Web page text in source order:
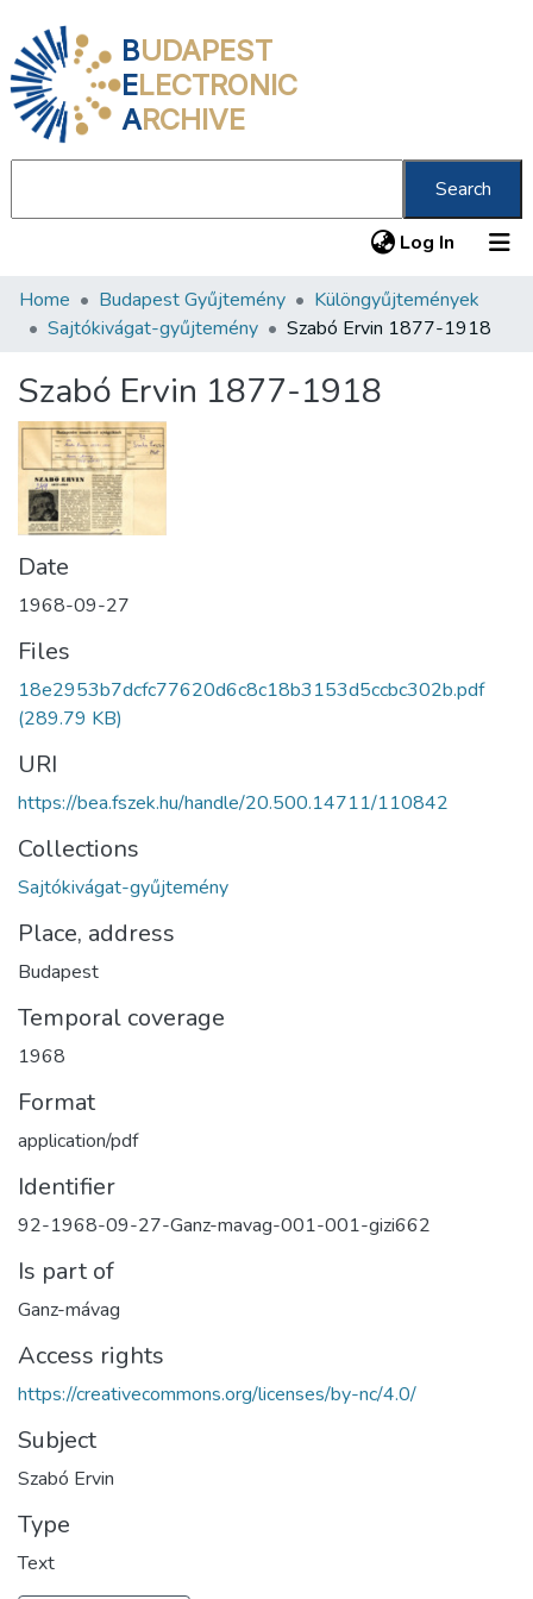
BUDAPEST
ELECTRONIC
ARCHIVE
Search
Log In (current)
Communities & Collections
Statistics
About us
Home Budapest Gyűjtemény
Különgyűjtemények
Sajtókivágat-gyűjtemény
Szabó Ervin 1877-1918
Szabó Ervin 1877-1918
Date
1968-09-27
Files
18e2953b7dcfc77620d6c8c18b3153d5ccbc302b.pdf
(289.79 KB)
URI
https://bea.fszek.hu/handle/20.500.14711/110842
Collections
Sajtókivágat-gyűjtemény
Place, address
Budapest
Temporal coverage
1968
Format
application/pdf
Identifier
92-1968-09-27-Ganz-mavag-001-001-gizi662
Is part of
Ganz-mávag
Access rights
https://creativecommons.org/licenses/by-nc/4.0/
Subject
Szabó Ervin
Type
Text